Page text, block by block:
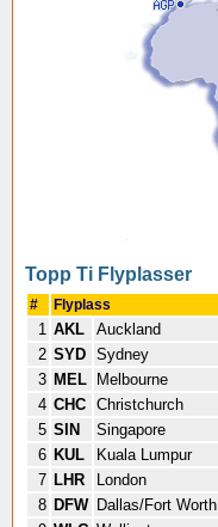
Topp Ti Flyplasser
# Flyplass
1 AKL Auckland
2 SYD Sydney
3 MEL Melbourne
4 CHC Christchurch
5 SIN Singapore
6 KUL Kuala Lumpur
7 LHR London
8 DFW Dallas/Fort Worth